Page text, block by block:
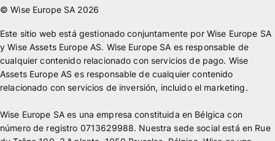
© Wise Europe SA 2026
Este sitio web está gestionado conjuntamente por Wise Europe SA
y Wise Assets Europe AS. Wise Europe SA es responsable de
cualquier contenido relacionado con servicios de pago. Wise
Assets Europe AS es responsable de cualquier contenido
relacionado con servicios de inversión, incluido el marketing.
Wise Europe SA es una empresa constituida en Bélgica con
número de registro 0713629988. Nuestra sede social está en Rue